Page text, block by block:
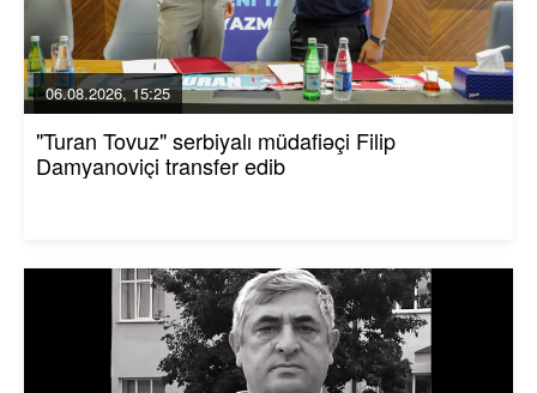
06.08.2026, 15:25
"Turan Tovuz" serbiyalı müdafiəçi Filip
Damyanoviçi transfer edib